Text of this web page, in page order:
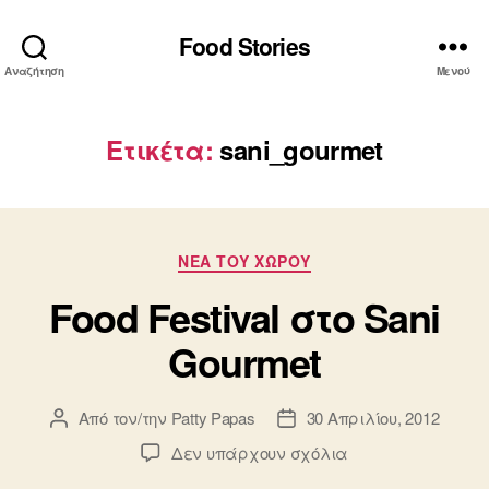
Αναζήτηση
Food Stories
Μενού
Ετικέτα: sani_gourmet
Κατηγορίες
ΝΕΑ ΤΟΥ ΧΩΡΟΥ
Food Festival στο Sani
Gourmet
Συντάκτης
Από τον/την Patty Papas
Ημ.
δημοσίευσης
30 Απριλίου, 2012
Δεν υπάρχουν σχόλια